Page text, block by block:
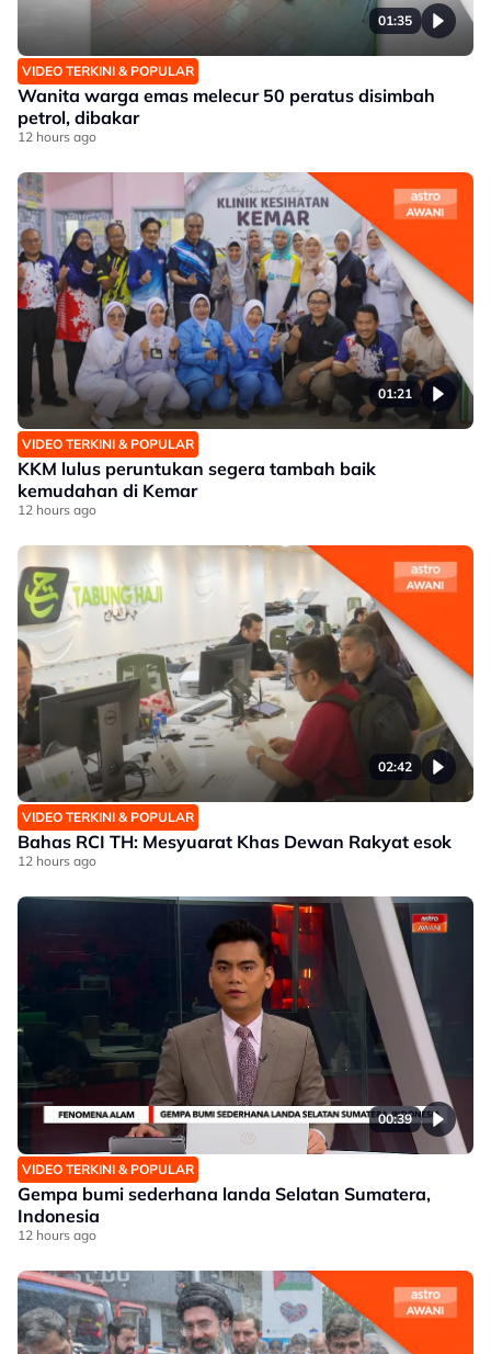
01:35
VIDEO TERKINI & POPULAR
Wanita warga emas melecur 50 peratus disimbah
petrol, dibakar
12 hours ago
01:21
VIDEO TERKINI & POPULAR
KKM lulus peruntukan segera tambah baik
kemudahan di Kemar
12 hours ago
02:42
VIDEO TERKINI & POPULAR
Bahas RCI TH: Mesyuarat Khas Dewan Rakyat esok
12 hours ago
00:39
VIDEO TERKINI & POPULAR
Gempa bumi sederhana landa Selatan Sumatera,
Indonesia
12 hours ago